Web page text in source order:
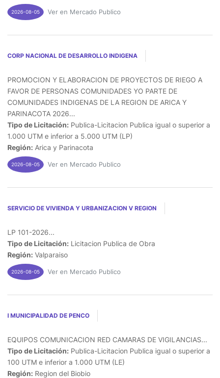
2026-08-05 Ver en Mercado Publico
CORP NACIONAL DE DESARROLLO INDIGENA
PROMOCION Y ELABORACION DE PROYECTOS DE RIEGO A
FAVOR DE PERSONAS COMUNIDADES YO PARTE DE
COMUNIDADES INDIGENAS DE LA REGION DE ARICA Y
PARINACOTA 2026...
Tipo de Licitación: Publica-Licitacion Publica igual o superior a
1.000 UTM e inferior a 5.000 UTM (LP)
Región: Arica y Parinacota
2026-08-05 Ver en Mercado Publico
SERVICIO DE VIVIENDA Y URBANIZACION V REGION
LP 101-2026...
Tipo de Licitación: Licitacion Publica de Obra
Región: Valparaiso
2026-08-05 Ver en Mercado Publico
I MUNICIPALIDAD DE PENCO
EQUIPOS COMUNICACION RED CAMARAS DE VIGILANCIAS...
Tipo de Licitación: Publica-Licitacion Publica igual o superior a
100 UTM e inferior a 1.000 UTM (LE)
Región: Region del Biobio